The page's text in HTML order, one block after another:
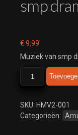
smp
€ 9,99
Muziek van smp
dramascores
2013
aantal
SKU: HMV2-001
Categorieën: